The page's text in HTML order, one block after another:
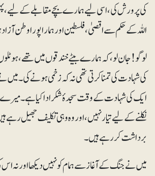
کی پرورش کی، اسی لیے ہمارے بچےمقابلے کے لیے،
اللہ کے حکم سے اقصیٰ، فلسطین اور ہمارا پورا وطن آزاد
لوگو! جان لو، کہ ہمارے بیٹے خندقوں میں تھے،
کی شہادت کی تمنا کرتی تھی نہ کہ زخمی ہونے کی۔
ایک کی شہادت کے وقت سجدۂ شکر ادا کیا ہے۔میرے
نکلنے کے لیے تیار نہیں، اور وہ وہی تکلیف جھیل رہے
برداشت کر رہے ہیں۔
میں نے جنگ کے آغاز سے ہمام کو نہیں دیکھا اور نہ